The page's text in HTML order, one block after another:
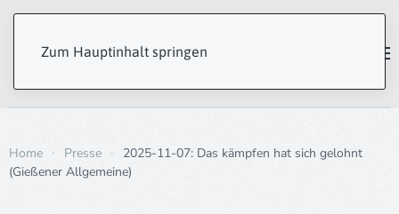
Zum Hauptinhalt springen
Home Presse
2025-11-07: Das kämpfen hat sich gelohnt
(Gießener Allgemeine)